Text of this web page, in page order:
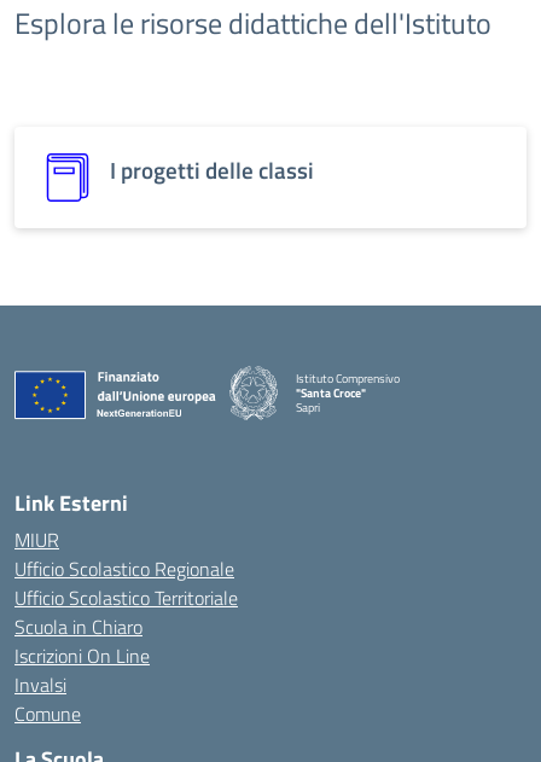
Esplora le risorse didattiche dell'Istituto
I progetti delle classi
Istituto Comprensivo
"Santa Croce"
Sapri
Link Esterni
MIUR
Ufficio Scolastico Regionale
Ufficio Scolastico Territoriale
Scuola in Chiaro
Iscrizioni On Line
Invalsi
Comune